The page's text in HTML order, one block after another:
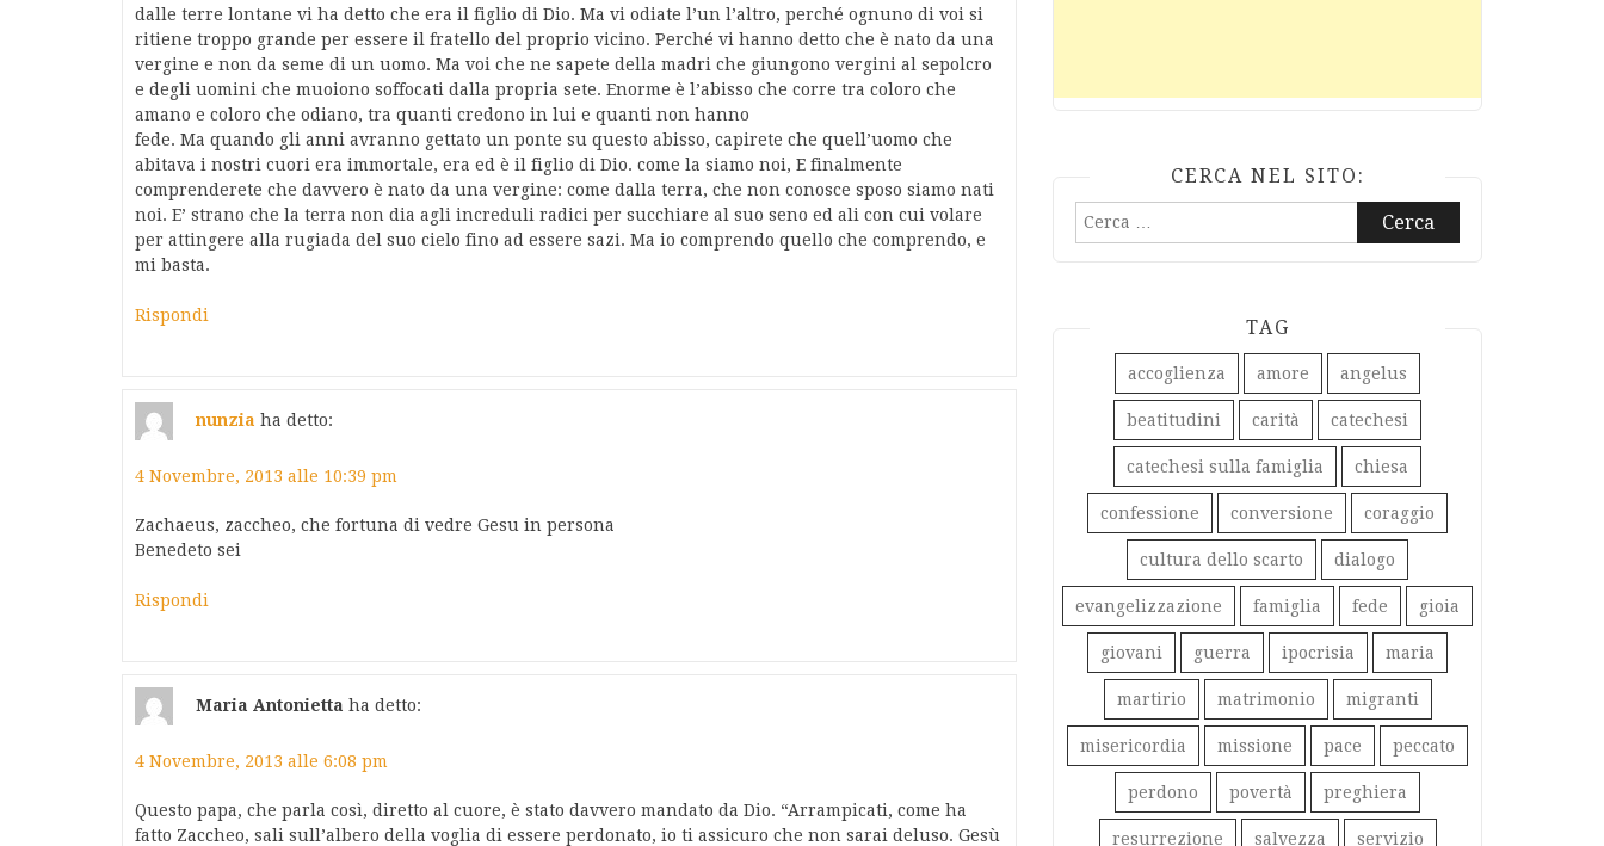
dalle terre lontane vi ha detto che era il figlio di Dio. Ma vi odiate l’un l’altro, perché ognuno di voi si
ritiene troppo grande per essere il fratello del proprio vicino. Perché vi hanno detto che è nato da una
vergine e non da seme di un uomo. Ma voi che ne sapete della madri che giungono vergini al sepolcro
e degli uomini che muoiono soffocati dalla propria sete. Enorme è l’abisso che corre tra coloro che
amano e coloro che odiano, tra quanti credono in lui e quanti non hanno
fede. Ma quando gli anni avranno gettato un ponte su questo abisso, capirete che quell’uomo che
abitava i nostri cuori era immortale, era ed è il figlio di Dio. come la siamo noi, E finalmente
comprenderete che davvero è nato da una vergine: come dalla terra, che non conosce sposo siamo nati
noi. E’ strano che la terra non dia agli increduli radici per succhiare al suo seno ed ali con cui volare
per attingere alla rugiada del suo cielo fino ad essere sazi. Ma io comprendo quello che comprendo, e
mi basta.
Rispondi
nunzia ha detto:
4 Novembre, 2013 alle 10:39 pm
Zachaeus, zaccheo, che fortuna di vedre Gesu in persona
Benedeto sei
Rispondi
Maria Antonietta ha detto:
4 Novembre, 2013 alle 6:08 pm
Questo papa, che parla così, diretto al cuore, è stato davvero mandato da Dio. “Arrampicati, come ha
fatto Zaccheo, sali sull’albero della voglia di essere perdonato, io ti assicuro che non sarai deluso. Gesù
CERCA NEL SITO:
Ricerca
TAG
accoglienza amore angelus
beatitudini carità catechesi
catechesi sulla famiglia chiesa
confessione conversione coraggio
cultura dello scarto dialogo
evangelizzazione famiglia fede gioia
giovani guerra ipocrisia maria
martirio matrimonio migranti
misericordia missione pace peccato
perdono povertà preghiera
resurrezione salvezza servizio